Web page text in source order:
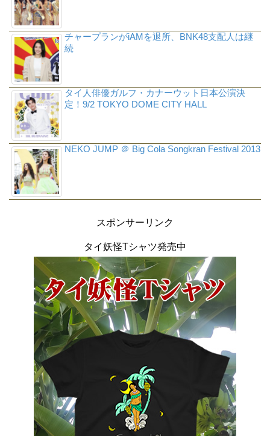
チャープランがiAMを退所、BNK48支配人は継
続
タイ人俳優ガルフ・カナーウット日本公演決
定！9/2 TOKYO DOME CITY HALL
NEKO JUMP ＠ Big Cola Songkran Festival 2013
スポンサーリンク
タイ妖怪Tシャツ発売中